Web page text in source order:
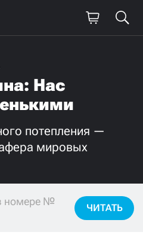
Нас
потепления —
мировых
номере №
ЧИТАТЬ
Разово
1000
300